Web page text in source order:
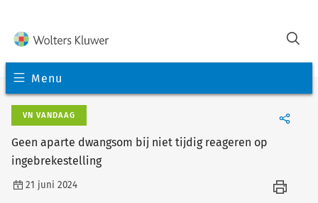
Menu
VN VANDAAG
Geen aparte dwangsom bij niet tijdig reageren op
ingebrekestelling
21 juni 2024